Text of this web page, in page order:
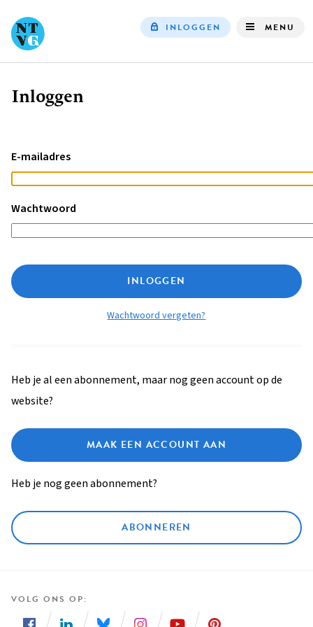
INLOGGEN MENU
Kruimelpad
Inloggen
E-mailadres
Wachtwoord
INLOGGEN
Wachtwoord vergeten?
Heb je al een abonnement, maar nog geen account op de
website?
MAAK EEN ACCOUNT AAN
Heb je nog geen abonnement?
ABONNEREN
VOLG ONS OP